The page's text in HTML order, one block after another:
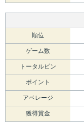
順位
ゲーム数
トータルピン
ポイント
アベレージ
獲得賞金